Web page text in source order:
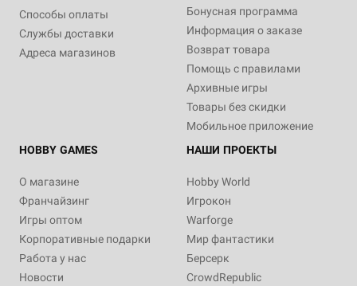
Способы оплаты
Службы доставки
Адреса магазинов
Бонусная программа
Информация о заказе
Возврат товара
Помощь с правилами
Архивные игры
Товары без скидки
Мобильное приложение
HOBBY GAMES
О магазине
Франчайзинг
Игры оптом
Корпоративные подарки
Работа у нас
Новости
НАШИ ПРОЕКТЫ
Hobby World
Игрокон
Warforge
Мир фантастики
Берсерк
CrowdRepublic